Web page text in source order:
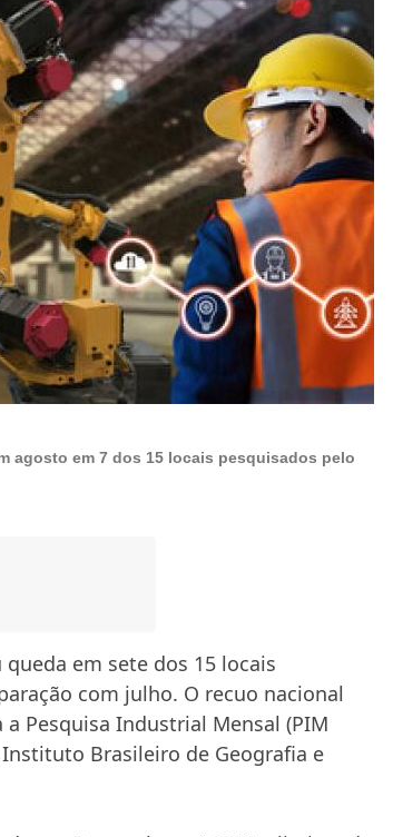
agosto em 7 dos 15 locais pesquisados pelo
em sete dos 15 locais
com julho. O recuo nacional
Pesquisa Industrial Mensal (PIM
Brasileiro de Geografia e